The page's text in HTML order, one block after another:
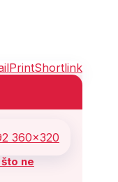
PrintShortlink
ne